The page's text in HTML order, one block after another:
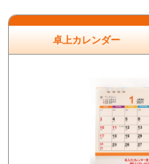
卓上カレンダー